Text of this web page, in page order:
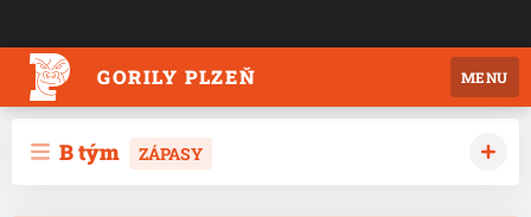
GORILY PLZEŇ MENU
B tým ZÁPASY